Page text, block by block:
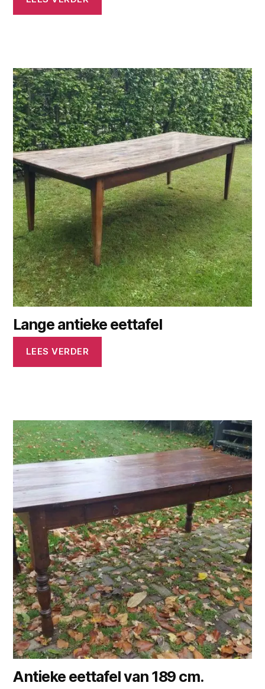
Lange antieke eettafel
LEES VERDER
Antieke eettafel van 189 cm.